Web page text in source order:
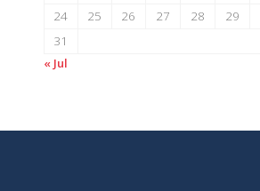
24
25 26 27 28 29
31
« Jul